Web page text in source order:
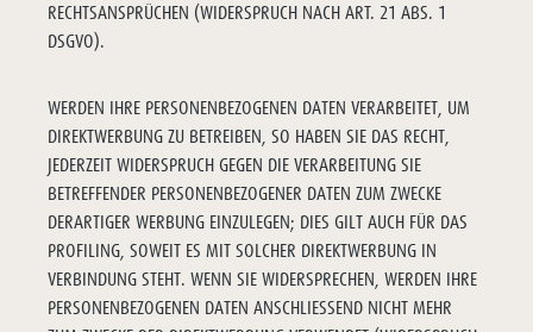
RECHTSANSPRÜCHEN (WIDERSPRUCH NACH ART. 21 ABS. 1
DSGVO).
WERDEN IHRE PERSONENBEZOGENEN DATEN VERARBEITET, UM
DIREKTWERBUNG ZU BETREIBEN, SO HABEN SIE DAS RECHT,
JEDERZEIT WIDERSPRUCH GEGEN DIE VERARBEITUNG SIE
BETREFFENDER PERSONENBEZOGENER DATEN ZUM ZWECKE
DERARTIGER WERBUNG EINZULEGEN; DIES GILT AUCH FÜR DAS
PROFILING, SOWEIT ES MIT SOLCHER DIREKTWERBUNG IN
VERBINDUNG STEHT. WENN SIE WIDERSPRECHEN, WERDEN IHRE
PERSONENBEZOGENEN DATEN ANSCHLIESSEND NICHT MEHR